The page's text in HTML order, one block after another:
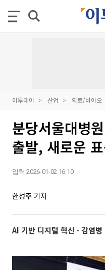
이투데이 산업 의료/바이오
분당서울대병
출발, 새로운
입력 2026-01-02 16:10
한성주 기자
AI 기반 디지털 혁신 · 감염